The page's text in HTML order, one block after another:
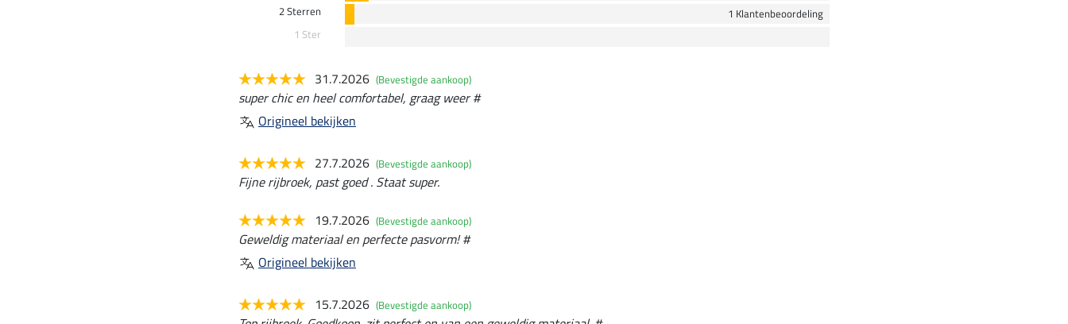
2 Sterren
1 Klantenbeoordeling
1 Ster
31.7.2026 (Bevestigde aankoop)
super chic en heel comfortabel, graag weer #
Origineel bekijken
27.7.2026 (Bevestigde aankoop)
Fijne rijbroek, past goed . Staat super.
19.7.2026 (Bevestigde aankoop)
Geweldig materiaal en perfecte pasvorm! #
Origineel bekijken
15.7.2026 (Bevestigde aankoop)